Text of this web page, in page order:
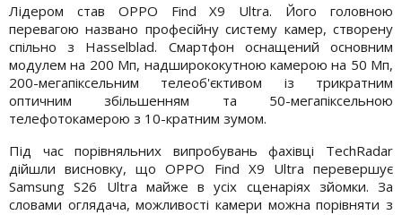
Лідером став OPPO Find X9 Ultra. Його головною
перевагою названо професійну систему камер, створену
спільно з Hasselblad. Смартфон оснащений основним
модулем на 200 Мп, надширококутною камерою на 50 Мп,
200-мегапіксельним телеоб'єктивом із трикратним
оптичним збільшенням та 50-мегапіксельною
телефотокамерою з 10-кратним зумом.
Під час порівняльних випробувань фахівці TechRadar
дійшли висновку, що OPPO Find X9 Ultra перевершує
Samsung S26 Ultra майже в усіх сценаріях зйомки. За
словами оглядача, можливості камери можна порівняти з